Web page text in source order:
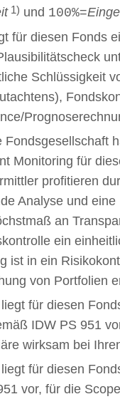
1) und 100%=
für diesen Fonds
Schlüssigkeit
Fondsgesellschaft
Monitoring für
profitieren
Analyse und
an
ein
ist in ein
von Portfolien
für diesen
IDW PS 951
wirksam bei
für diesen
vor, für die